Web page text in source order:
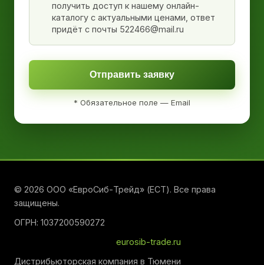
получить доступ к нашему онлайн-
каталогу с актуальными ценами, ответ
придёт с почты 522466@mail.ru
Отправить заявку
* Обязательное поле — Email
© 2026 ООО «ЕвроСиб-Трейд» (ЕСТ). Все права
защищены.
ОГРН: 1037200590272
eurosib-trade.ru
Дистрибьюторская компания в Тюмени